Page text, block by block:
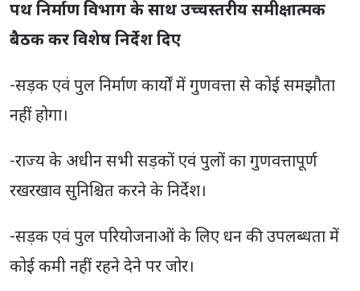
पथ निर्माण विभाग के साथ उच्चस्तरीय समीक्षात्मक
बैठक कर विशेष निर्देश दिए
-सड़क एवं पुल निर्माण कार्यों में गुणवत्ता से कोई समझौता
नहीं होगा।
-राज्य के अधीन सभी सड़कों एवं पुलों का गुणवत्तापूर्ण
रखरखाव सुनिश्चित करने के निर्देश।
-सड़क एवं पुल परियोजनाओं के लिए धन की उपलब्धता में
कोई कमी नहीं रहने देने पर जोर।